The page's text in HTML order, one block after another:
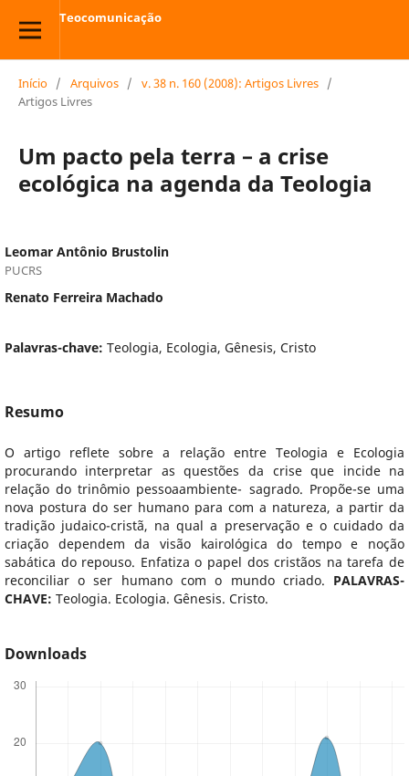
Teocomunicação
Início / Arquivos / v. 38 n. 160 (2008): Artigos Livres /
Artigos Livres
Um pacto pela terra – a crise
ecológica na agenda da Teologia
Leomar Antônio Brustolin
PUCRS
Renato Ferreira Machado
Palavras-chave: Teologia, Ecologia, Gênesis, Cristo
Resumo
O artigo reflete sobre a relação entre Teologia e Ecologia
procurando interpretar as questões da crise que incide na
relação do trinômio pessoaambiente- sagrado. Propõe-se uma
nova postura do ser humano para com a natureza, a partir da
tradição judaico-cristã, na qual a preservação e o cuidado da
criação dependem da visão kairológica do tempo e noção
sabática do repouso. Enfatiza o papel dos cristãos na tarefa de
reconciliar o ser humano com o mundo criado. PALAVRAS-
CHAVE: Teologia. Ecologia. Gênesis. Cristo.
Downloads